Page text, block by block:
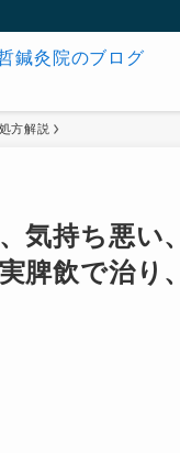
方解説
気持ち悪い
脾飲で治り